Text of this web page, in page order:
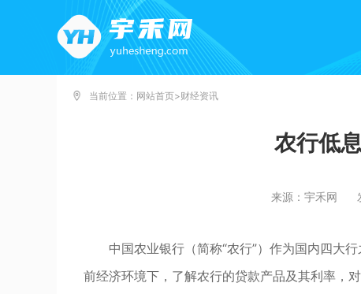
当前位置： 网站首页>财经资讯
农行低
来源：宇禾网
中国农业银行（简称“农行”）作为国内四大
前经济环境下，了解农行的贷款产品及其利率，